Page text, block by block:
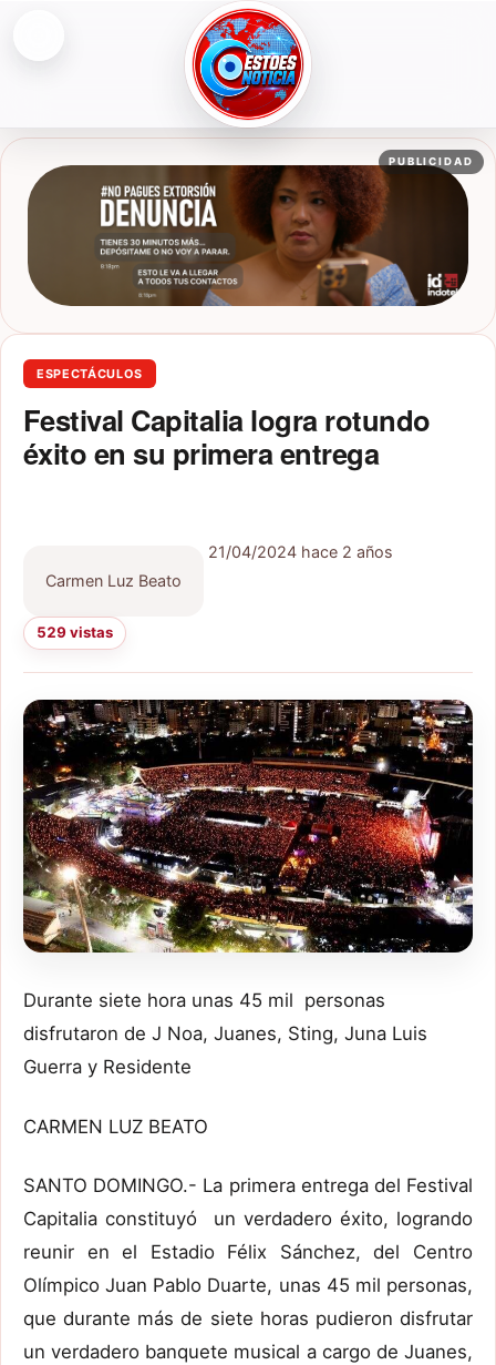
ESTOESNOTICIA|NOTICIAS
PUBLICIDAD
ESPECTÁCULOS
Festival Capitalia logra rotundo
éxito en su primera entrega
Carmen Luz Beato
21/04/2024 hace 2 años
529 vistas
Durante siete hora unas 45 mil personas
disfrutaron de J Noa, Juanes, Sting, Juna Luis
Guerra y Residente
CARMEN LUZ BEATO
SANTO DOMINGO.- La primera entrega del Festival
Capitalia constituyó un verdadero éxito, logrando
reunir en el Estadio Félix Sánchez, del Centro
Olímpico Juan Pablo Duarte, unas 45 mil personas,
que durante más de siete horas pudieron disfrutar
un verdadero banquete musical a cargo de Juanes,